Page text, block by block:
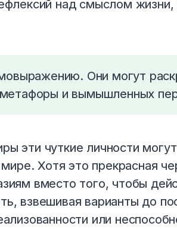
над смыслом
Они могут
и вымышленных
эти чуткие личности
Хотя это прекрасная
вместо того, чтобы
взвешивая варианты до
или